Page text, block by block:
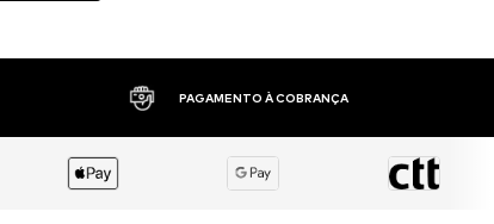
PAGAMENTO À COBRANÇA